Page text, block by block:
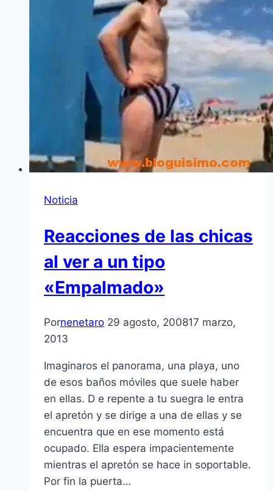
Noticia
Reacciones de las chicas
al ver a un tipo
«Empalmado»
Pornenetaro 29 agosto, 200817 marzo,
2013
Imaginaros el panorama, una playa, uno
de esos baños móviles que suele haber
en ellas. D e repente a tu suegra le entra
el apretón y se dirige a una de ellas y se
encuentra que en ese momento está
ocupado. Ella espera impacientemente
mientras el apretón se hace in soportable.
Por fin la puerta…